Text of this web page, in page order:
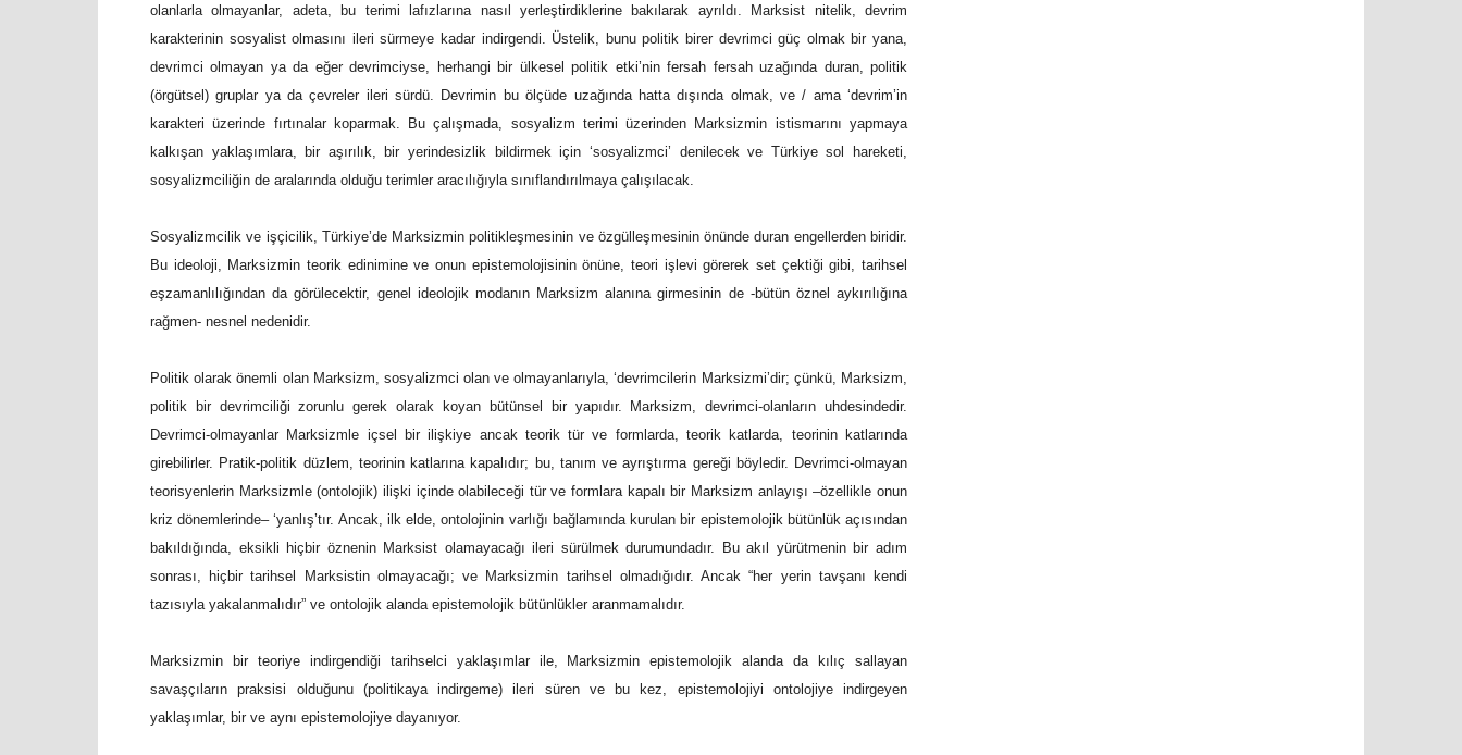
olanlarla olmayanlar, adeta, bu terimi lafızlarına nasıl yerleştirdiklerine bakılarak ayrıldı. Marksist nitelik, devrim
karakterinin sosyalist olmasını ileri sürmeye kadar indirgendi. Üstelik, bunu politik birer devrimci güç olmak bir yana,
devrimci olmayan ya da eğer devrimciyse, herhangi bir ülkesel politik etki’nin fersah fersah uzağında duran, politik
(örgütsel) gruplar ya da çevreler ileri sürdü. Devrimin bu ölçüde uzağında hatta dışında olmak, ve / ama ‘devrim’in
karakteri üzerinde fırtınalar koparmak. Bu çalışmada, sosyalizm terimi üzerinden Marksizmin istismarını yapmaya
kalkışan yaklaşımlara, bir aşırılık, bir yerindesizlik bildirmek için ‘sosyalizmci’ denilecek ve Türkiye sol hareketi,
sosyalizmciliğin de aralarında olduğu terimler aracılığıyla sınıflandırılmaya çalışılacak.
Sosyalizmcilik ve işçicilik, Türkiye’de Marksizmin politikleşmesinin ve özgülleşmesinin önünde duran engellerden biridir.
Bu ideoloji, Marksizmin teorik edinimine ve onun epistemolojisinin önüne, teori işlevi görerek set çektiği gibi, tarihsel
eşzamanlılığından da görülecektir, genel ideolojik modanın Marksizm alanına girmesinin de -bütün öznel aykırılığına
rağmen- nesnel nedenidir.
Politik olarak önemli olan Marksizm, sosyalizmci olan ve olmayanlarıyla, ‘devrimcilerin Marksizmi’dir; çünkü, Marksizm,
politik bir devrimciliği zorunlu gerek olarak koyan bütünsel bir yapıdır. Marksizm, devrimci-olanların uhdesindedir.
Devrimci-olmayanlar Marksizmle içsel bir ilişkiye ancak teorik tür ve formlarda, teorik katlarda, teorinin katlarında
girebilirler. Pratik-politik düzlem, teorinin katlarına kapalıdır; bu, tanım ve ayrıştırma gereği böyledir. Devrimci-olmayan
teorisyenlerin Marksizmle (ontolojik) ilişki içinde olabileceği tür ve formlara kapalı bir Marksizm anlayışı –özellikle onun
kriz dönemlerinde– ‘yanlış’tır. Ancak, ilk elde, ontolojinin varlığı bağlamında kurulan bir epistemolojik bütünlük açısından
bakıldığında, eksikli hiçbir öznenin Marksist olamayacağı ileri sürülmek durumundadır. Bu akıl yürütmenin bir adım
sonrası, hiçbir tarihsel Marksistin olmayacağı; ve Marksizmin tarihsel olmadığıdır. Ancak “her yerin tavşanı kendi
tazısıyla yakalanmalıdır” ve ontolojik alanda epistemolojik bütünlükler aranmamalıdır.
Marksizmin bir teoriye indirgendiği tarihselci yaklaşımlar ile, Marksizmin epistemolojik alanda da kılıç sallayan
savaşçıların praksisi olduğunu (politikaya indirgeme) ileri süren ve bu kez, epistemolojiyi ontolojiye indirgeyen
yaklaşımlar, bir ve aynı epistemolojiye dayanıyor.